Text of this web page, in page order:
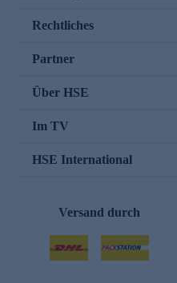
Rechtliches
Partner
Über HSE
Im TV
HSE International
Versand durch